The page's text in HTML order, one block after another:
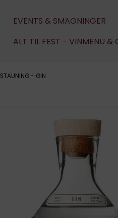
EVENTS & SMAGNINGER
ALT TIL FEST - VINMENU &
STAUNING - GIN